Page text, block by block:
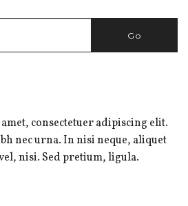
consectetuer adipiscing elit.
nec urna. In nisi neque, aliquet
nisi. Sed pretium, ligula.